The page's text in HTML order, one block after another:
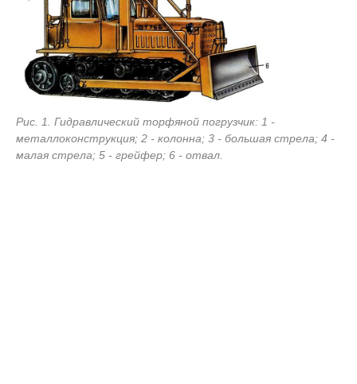
Pис. 1. Гидравлический торфяной погрузчик: 1 -
металлоконструкция; 2 - колонна; 3 - большая стрела; 4 -
малая стрела; 5 - грейфер; 6 - отвал.